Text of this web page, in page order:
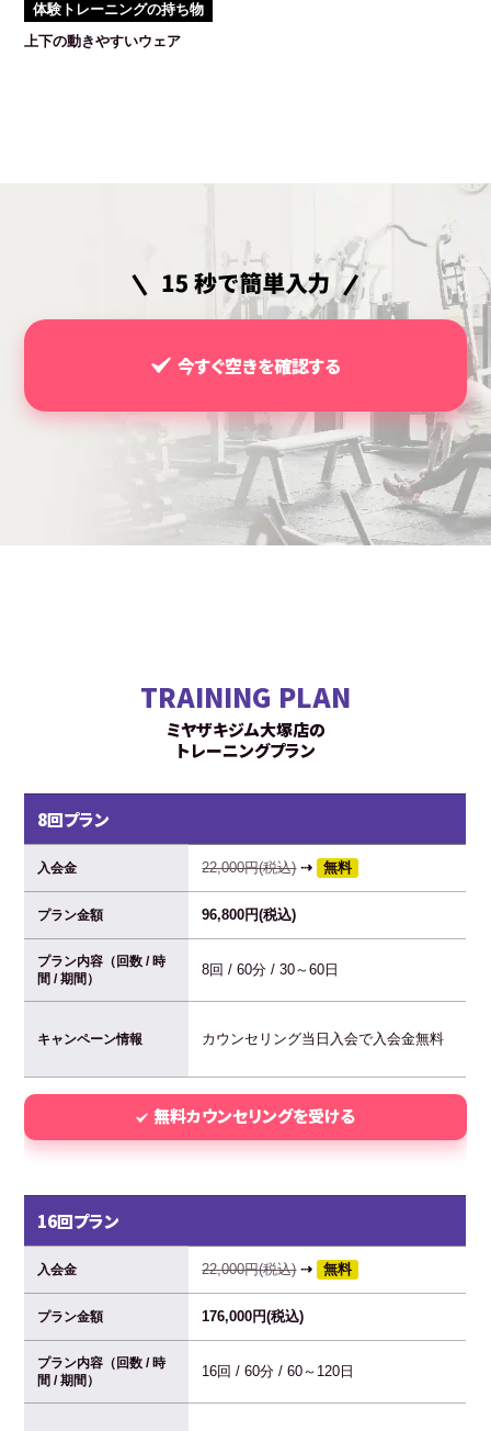
体験トレーニングの持ち物
上下の動きやすいウェア
今すぐ空きを確認する
TRAINING PLAN
ミヤザキジム大塚店の
トレーニングプラン
8回プラン
入会金 22,000円(税込)⇢ 無料
プラン金額 96,800円(税込)
プラン内容（回数 / 時
間 / 期間）
8回 / 60分 / 30～60日
キャンペーン情報 カウンセリング当日入会で入会金無料
無料カウンセリングを受ける
16回プラン
入会金 22,000円(税込)⇢ 無料
プラン金額 176,000円(税込)
プラン内容（回数 / 時
間 / 期間）
16回 / 60分 / 60～120日